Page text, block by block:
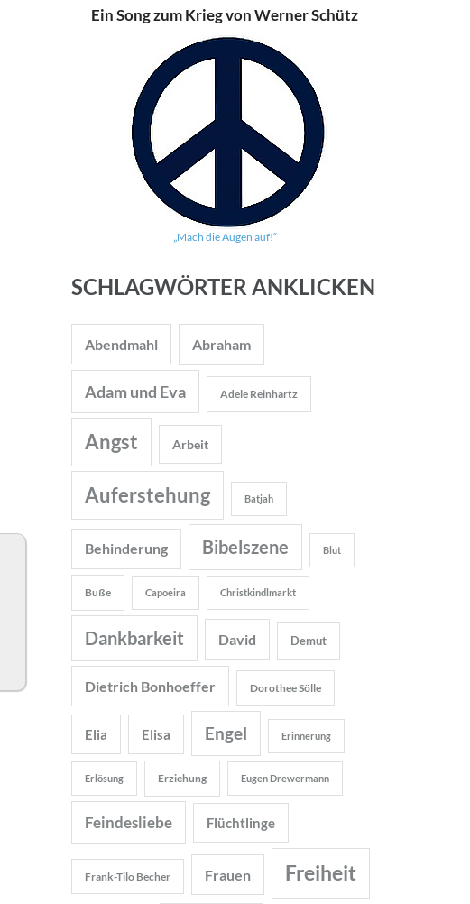
Ein Song zum Krieg von Werner Schütz
„Mach die Augen auf!“
SCHLAGWÖRTER ANKLICKEN
Abendmahl Abraham
Adam und Eva Adele Reinhartz
Angst Arbeit
Auferstehung Batjah
Behinderung Bibelszene Blut
Buße Capoeira Christkindlmarkt
Dankbarkeit David Demut
Dietrich Bonhoeffer Dorothee Sölle
Elia Elisa Engel Erinnerung
Erlösung Erziehung Eugen Drewermann
Feindesliebe Flüchtlinge
Frank-Tilo Becher Frauen Freiheit